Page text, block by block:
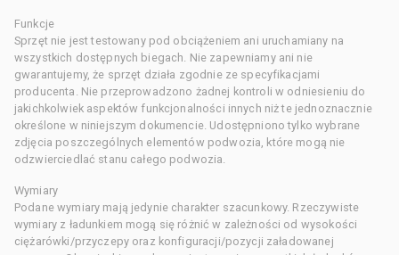
Funkcje
Sprzęt nie jest testowany pod obciążeniem ani uruchamiany na
wszystkich dostępnych biegach. Nie zapewniamy ani nie
gwarantujemy, że sprzęt działa zgodnie ze specyfikacjami
producenta. Nie przeprowadzono żadnej kontroli w odniesieniu do
jakichkolwiek aspektów funkcjonalności innych niż te jednoznacznie
określone w niniejszym dokumencie. Udostępniono tylko wybrane
zdjęcia poszczególnych elementów podwozia, które mogą nie
odzwierciedlać stanu całego podwozia.
Wymiary
Podane wymiary mają jedynie charakter szacunkowy. Rzeczywiste
wymiary z ładunkiem mogą się różnić w zależności od wysokości
ciężarówki/przyczepy oraz konfiguracji/pozycji załadowanej